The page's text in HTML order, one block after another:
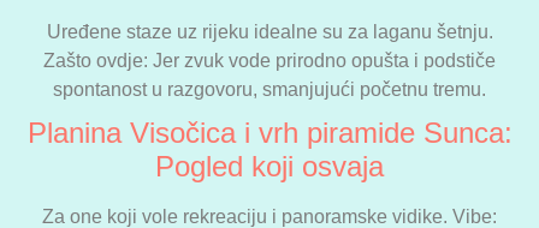
Uređene staze uz rijeku idealne su za laganu šetnju.
Zašto ovdje: Jer zvuk vode prirodno opušta i podstiče
spontanost u razgovoru, smanjujući početnu tremu.
Planina Visočica i vrh piramide Sunca:
Pogled koji osvaja
Za one koji vole rekreaciju i panoramske vidike. Vibe: